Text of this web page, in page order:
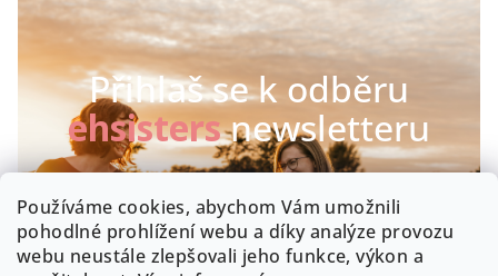
Používáme cookies, abychom Vám umožnili
pohodlné prohlížení webu a díky analýze provozu
webu neustále zlepšovali jeho funkce, výkon a
Přihlaš se k odběru
ehsistersnewsletteru
Chceš být první, kdo se dozví o našich novinkách a
speciálních akcích? Máme radost :-)
Byla by škoda, kdyby zrovna Tobě něco uniklo!